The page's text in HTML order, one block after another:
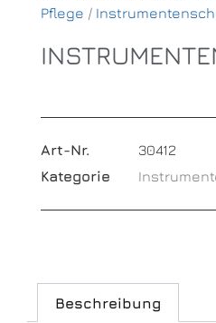
Pflege /
Art-Nr.
30412
Kategorie
Beschreibung